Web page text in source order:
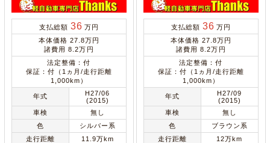
支払総額 36 万円
本体価格 27.8万円
諸費用 8.2万円
法定整備：付
保証：付（1ヵ月/走行距離
1,000km）
年式
H27/06
(2015)
車検
無し
色
シルバー系
走行距離
11.9万km
支払総額 36 万円
本体価格 27.8万円
諸費用 8.2万円
法定整備：付
保証：付（1ヵ月/走行距離
1,000km）
年式
H27/09
(2015)
車検
無し
色
ブラウン系
走行距離
12万km